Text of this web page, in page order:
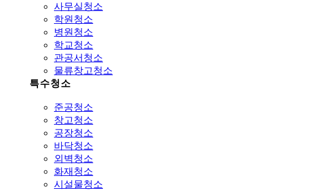
사무실청소
학원청소
병원청소
학교청소
관공서청소
물류창고청소
특수청소
준공청소
창고청소
공장청소
바닥청소
외벽청소
화재청소
시설물청소